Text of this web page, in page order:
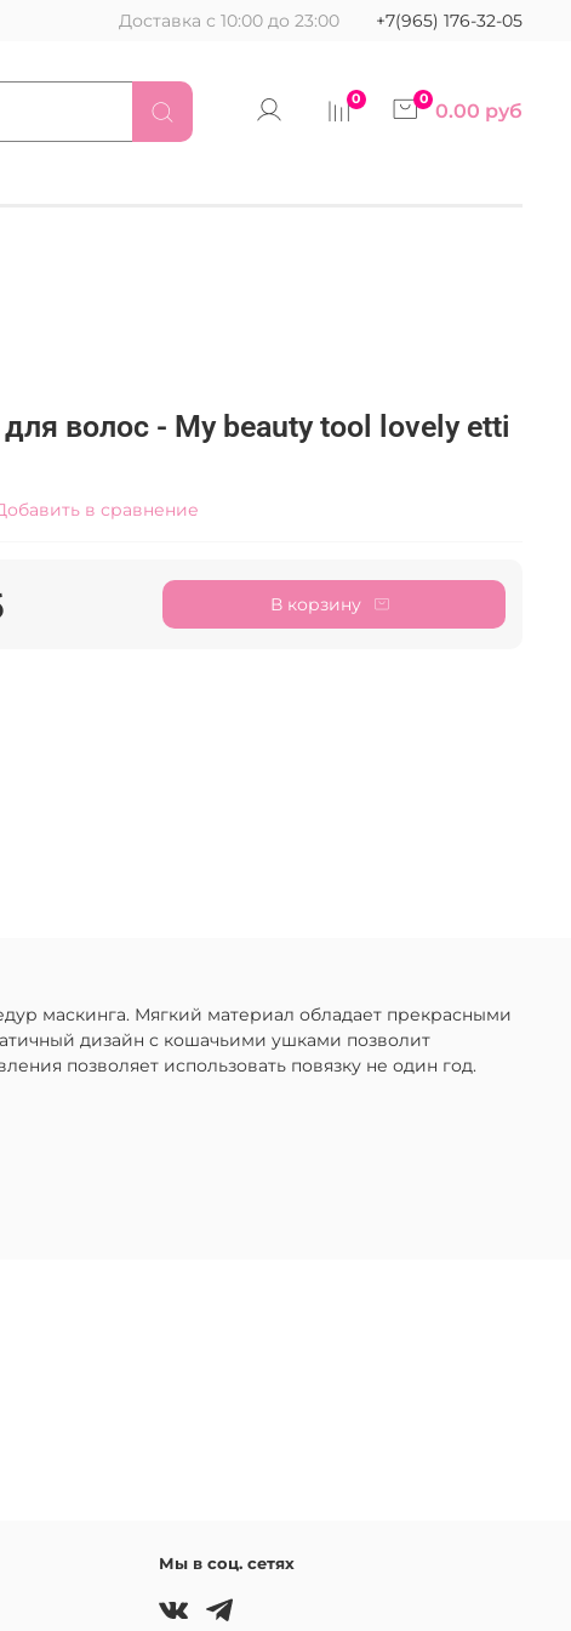
Доставка с 10:00 до 23:00 +7(965) 176-32-05
0 0 0.00 руб
волос - My beauty tool lovely etti
в сравнение
В корзину
маскинга. Мягкий материал обладает прекрасными
дизайн с кошачьими ушками позволит
позволяет использовать повязку не один год.
Мы в соц. сетях